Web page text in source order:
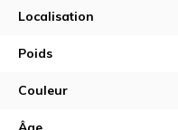
Localisation
Poids
Couleur